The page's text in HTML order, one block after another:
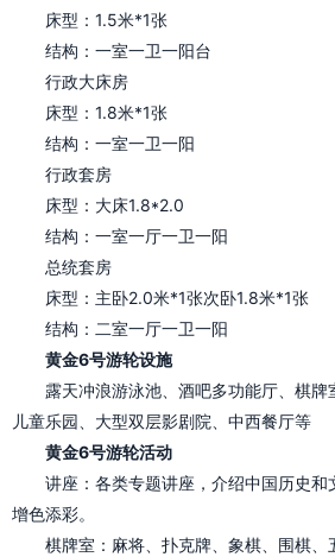
床型：1.5米*1张
结构：一室一卫一阳台
行政大床房
床型：1.8米*1张
结构：一室一卫一阳
行政套房
床型：大床1.8*2.0
结构：一室一厅一卫一阳
总统套房
床型：主卧2.0米*1张次卧1.8米*1张
结构：二室一厅一卫一阳
黄金6号游轮设施
露天冲浪游泳池、 酒吧多功能厅、 棋牌
儿童乐园、 大型双层影剧院、 中西餐厅等
黄金6号游轮活动
讲座：各类专题讲座，介绍中国历史
增色添彩。
棋牌室：麻将、扑克牌、象棋、围棋、